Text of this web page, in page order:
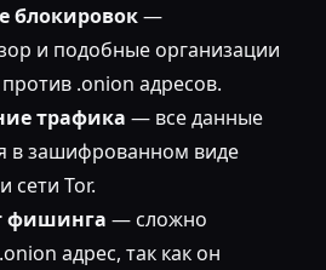
блокировок—
и подобные организации
.onion адресов.
трафика — все данные
в зашифрованном виде
сети Tor.
фишинга — сложно
адрес, так как он